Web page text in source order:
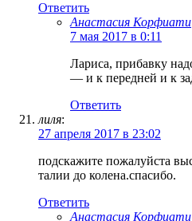
Ответить
Анастасия Корфиати
7 мая 2017 в 0:11
Лариса, прибавку
— и к передней и к
Ответить
лиля:
27 апреля 2017 в 23:02
подскажите пожалуйста
талии до колена.спасибо.
Ответить
Анастасия Корфиати